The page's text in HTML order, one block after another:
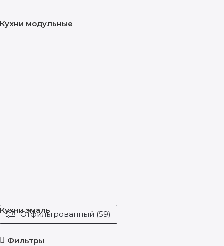
Кухни модульные
Кухни эмаль
Отфильтрованный (59)
Фильтры